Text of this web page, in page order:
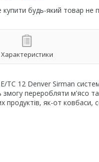
купити будь-який товар не
Характеристики
ТС 12 Denver Sirman
переробляти м'ясо та
продуктів, як-от ковбаси,